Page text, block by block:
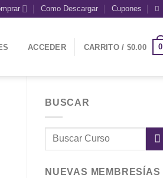
Como Descargar Cupones
ACCEDER CARRITO / $0.00 0
BUSCAR
NUEVAS MEMBRESÍAS